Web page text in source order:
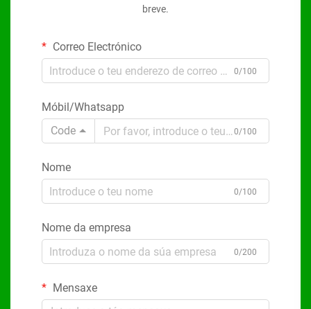
breve.
Correo Electrónico
0/100
Móbil/Whatsapp
Code
0/100
Nome
0/100
Nome da empresa
0/200
Mensaxe